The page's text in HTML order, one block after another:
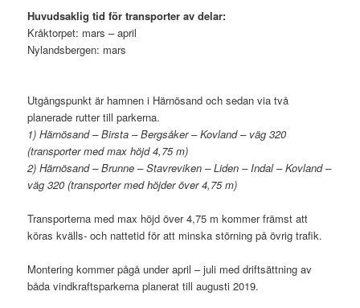
Huvudsaklig tid för transporter av delar:
Kråktorpet: mars – april
Nylandsbergen: mars
Utgångspunkt är hamnen i Härnösand och sedan via två
planerade rutter till parkerna.
1) Härnösand – Birsta – Bergsåker – Kovland – väg 320
(transporter med max höjd 4,75 m)
2) Härnösand – Brunne – Stavreviken – Liden – Indal – Kovland –
väg 320 (transporter med höjder över 4,75 m)
Transporterna med max höjd över 4,75 m kommer främst att
köras kvälls- och nattetid för att minska störning på övrig trafik.
Montering kommer pågå under april – juli med driftsättning av
båda vindkraftsparkerna planerat till augusti 2019.